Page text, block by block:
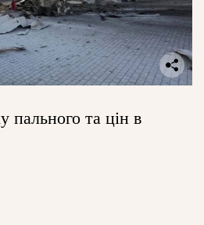
пального та цін в